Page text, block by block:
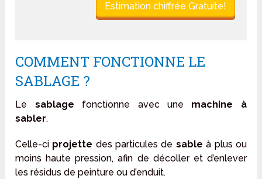
Estimation chiffrée Gratuite!
COMMENT FONCTIONNE LE
SABLAGE ?
Le sablage fonctionne avec une machine à
sabler.
Celle-ci projette des particules de sable à plus ou
moins haute pression, afin de décoller et d’enlever
les résidus de peinture ou d’enduit.